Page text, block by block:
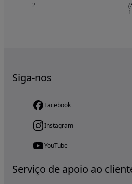
2
1
Siga-nos
Facebook
Instagram
YouTube
Serviço de apoio ao